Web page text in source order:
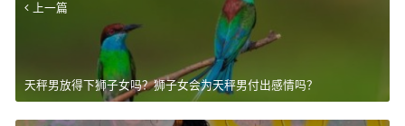
上一篇
天秤男放得下狮子女吗？狮子女会为天秤男付出感情吗？